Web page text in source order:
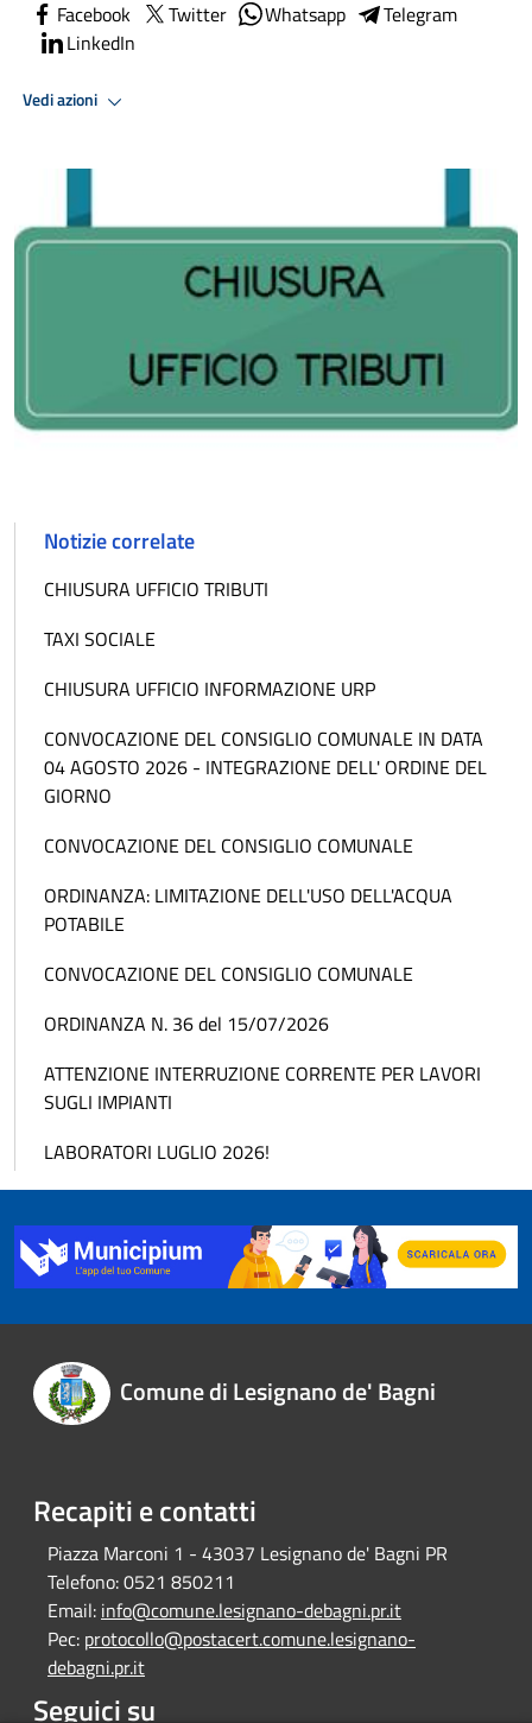
Facebook Twitter Whatsapp
Telegram
LinkedIn
Vedi azioni
Notizie correlate
CHIUSURA UFFICIO TRIBUTI
TAXI SOCIALE
CHIUSURA UFFICIO INFORMAZIONE URP
CONVOCAZIONE DEL CONSIGLIO COMUNALE IN DATA
04 AGOSTO 2026 - INTEGRAZIONE DELL' ORDINE DEL
GIORNO
CONVOCAZIONE DEL CONSIGLIO COMUNALE
ORDINANZA: LIMITAZIONE DELL'USO DELL'ACQUA
POTABILE
CONVOCAZIONE DEL CONSIGLIO COMUNALE
ORDINANZA N. 36 del 15/07/2026
ATTENZIONE INTERRUZIONE CORRENTE PER LAVORI
SUGLI IMPIANTI
LABORATORI LUGLIO 2026!
Comune di Lesignano de' Bagni
Recapiti e contatti
Piazza Marconi 1 - 43037 Lesignano de' Bagni PR
Telefono:0521 850211
Email: info@comune.lesignano-debagni.pr.it
Pec: protocollo@postacert.comune.lesignano-
debagni.pr.it
Seguici su